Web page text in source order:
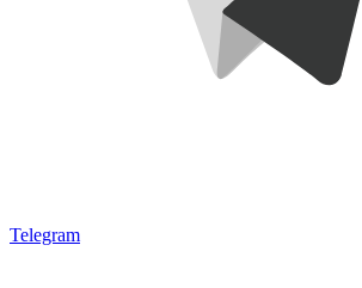
Telegram